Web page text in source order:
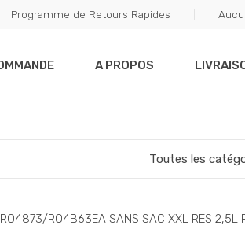
Programme de Retours Rapides
A PROPOS
RO4B63EA SANS SAC XXL RES 2,5L